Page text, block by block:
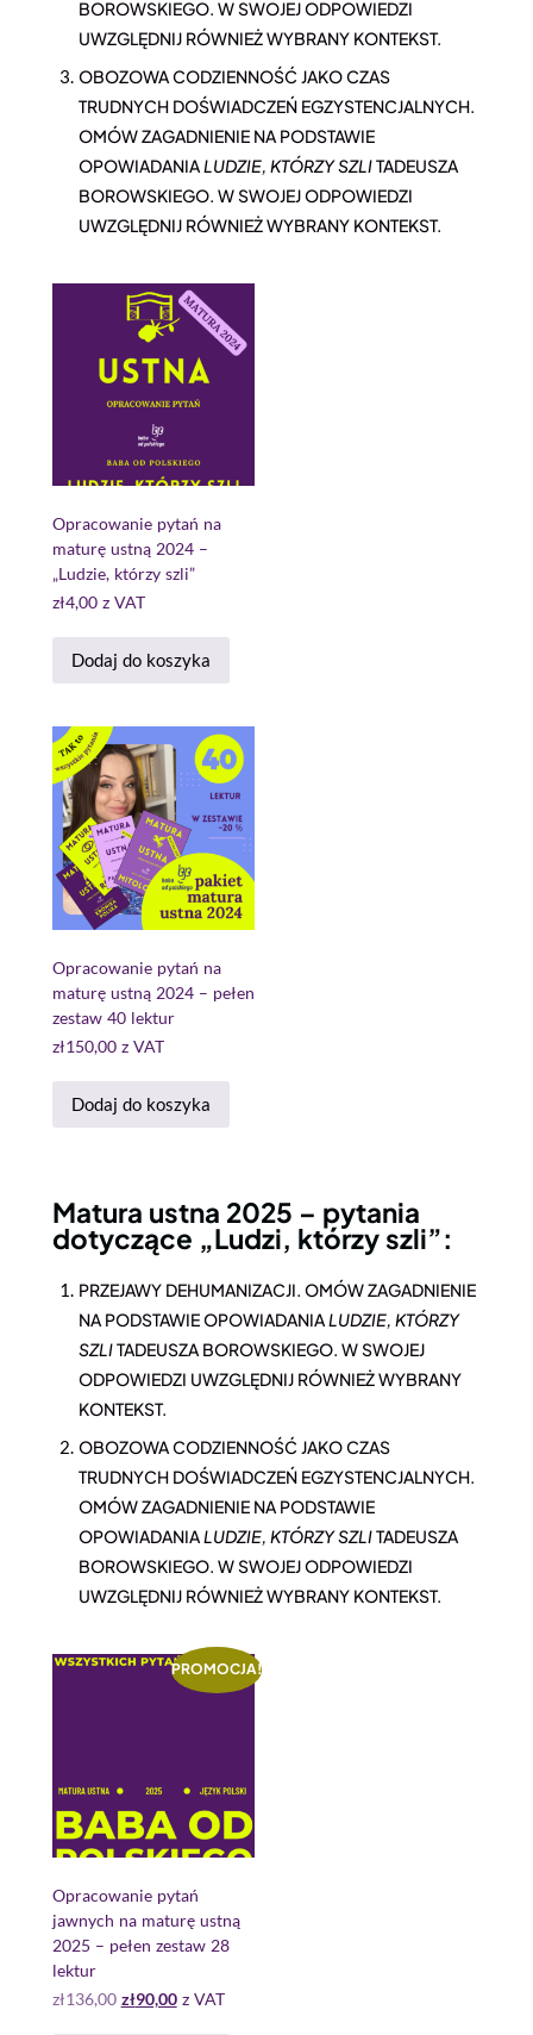
BOROWSKIEGO. W SWOJEJ ODPOWIEDZI
UWZGLĘDNIJ RÓWNIEŻ WYBRANY KONTEKST.
OBOZOWA CODZIENNOŚĆ JAKO CZAS
TRUDNYCH DOŚWIADCZEŃ EGZYSTENCJALNYCH.
OMÓW ZAGADNIENIE NA PODSTAWIE
OPOWIADANIALUDZIE, KTÓRZY SZLITADEUSZA
BOROWSKIEGO. W SWOJEJ ODPOWIEDZI
UWZGLĘDNIJ RÓWNIEŻ WYBRANY KONTEKST.
Opracowanie pytań na
maturę ustną 2024 –
„Ludzie, którzy szli”
zł4,00 z VAT
Dodaj do koszyka
Opracowanie pytań na
maturę ustną 2024 – pełen
zestaw 40 lektur
zł150,00 z VAT
Dodaj do koszyka
Matura ustna 2025 – pytania
dotyczące „Ludzi, którzy szli”:
PRZEJAWY DEHUMANIZACJI. OMÓW ZAGADNIENIE
NA PODSTAWIE OPOWIADANIALUDZIE, KTÓRZY
SZLITADEUSZA BOROWSKIEGO. W SWOJEJ
ODPOWIEDZI UWZGLĘDNIJ RÓWNIEŻ WYBRANY
KONTEKST.
OBOZOWA CODZIENNOŚĆ JAKO CZAS
TRUDNYCH DOŚWIADCZEŃ EGZYSTENCJALNYCH.
OMÓW ZAGADNIENIE NA PODSTAWIE
OPOWIADANIALUDZIE, KTÓRZY SZLITADEUSZA
BOROWSKIEGO. W SWOJEJ ODPOWIEDZI
UWZGLĘDNIJ RÓWNIEŻ WYBRANY KONTEKST.
PROMOCJA!
Opracowanie pytań
jawnych na maturę ustną
2025 – pełen zestaw 28
lektur
zł136,00 zł90,00 z VAT